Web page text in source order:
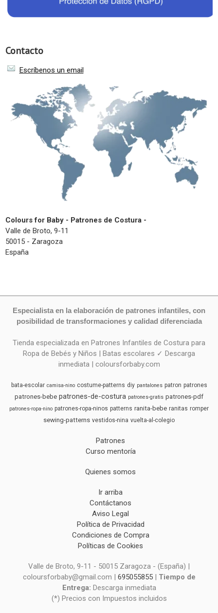
Contacto
Escríbenos un email
Colours for Baby - Patrones de Costura -
Valle de Broto, 9-11
50015 - Zaragoza
España
Especialista en la elaboración de patrones infantiles, con
posibilidad de transformaciones y calidad diferenciada
Tienda especializada en Patrones Infantiles de Costura para
Ropa de Bebés y Niños | Batas escolares ✓ Descarga
inmediata | coloursforbaby.com
bata-escolar camisa-nino costume-patterns diy pantalones patron patrones
patrones-bebe patrones-de-costura patrones-gratis patrones-pdf
patrones-ropa-nino patrones-ropa-ninos patterns ranita-bebe ranitas romper
sewing-patterns vestidos-nina vuelta-al-colegio
Patrones
Curso mentoría
Quienes somos
Ir arriba
Contáctanos
Aviso Legal
Política de Privacidad
Condiciones de Compra
Políticas de Cookies
Valle de Broto, 9-11 - 50015 Zaragoza - (España) |
coloursforbaby@gmail.com | 695055855| Tiempo de
Entrega: Descarga inmediata
(*) Precios con Impuestos incluidos